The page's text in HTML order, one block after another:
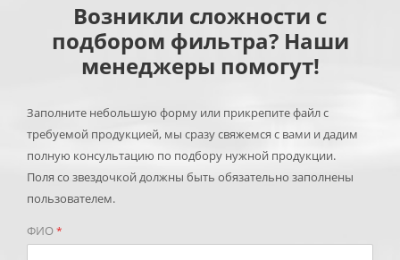
Возникли сложности с
подбором фильтра? Наши
менеджеры помогут!
Заполните небольшую форму или прикрепите файл с
требуемой продукцией, мы сразу свяжемся с вами и дадим
полную консультацию по подбору нужной продукции.
Поля со звездочкой должны быть обязательно заполнены
пользователем.
ФИО*